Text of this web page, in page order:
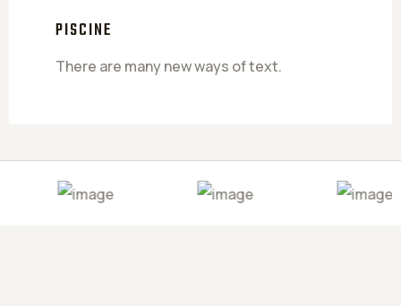
PISCINE
There are many new ways of text.